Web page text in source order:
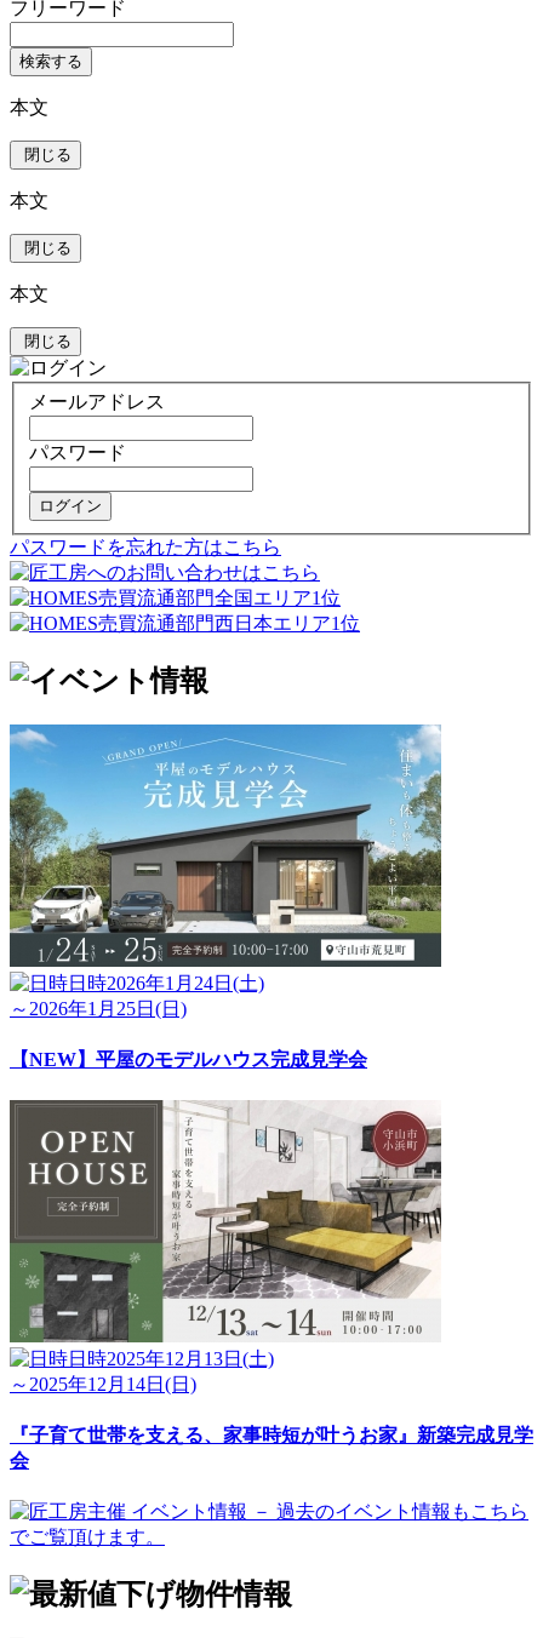
フリーワード
検索する
本文
閉じる
本文
閉じる
本文
閉じる
メールアドレス
パスワード
ログイン
パスワードを忘れた方はこちら
日時2026年1月24日(土)
～2026年1月25日(日)
【NEW】平屋のモデルハウス完成見学会
日時2025年12月13日(土)
～2025年12月14日(日)
『子育て世帯を支える、家事時短が叶うお家』新築完成見学
会